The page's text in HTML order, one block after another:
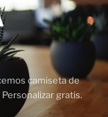
camiseta de
gratis.